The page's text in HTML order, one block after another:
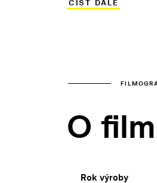
uloženy peníze z
ČÍST DÁLE
O
Rok výroby